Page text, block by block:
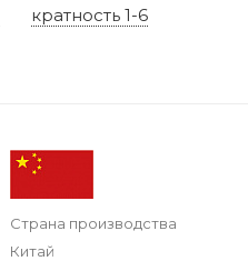
кратность 1-6
Страна производства
Китай